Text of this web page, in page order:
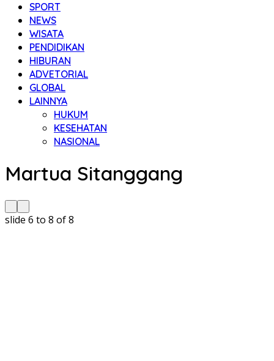
SPORT
NEWS
WISATA
PENDIDIKAN
HIBURAN
ADVETORIAL
GLOBAL
LAINNYA
HUKUM
KESEHATAN
NASIONAL
Martua Sitanggang
slide 6 to 8 of 8